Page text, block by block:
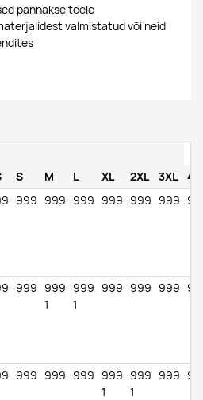
pannakse teele
valmistatud või neid
S M L XL 2XL 3XL
999 999 999 999 999 999
999
999
1
999
1
999 999 999
999 999 999
999
1
999
1
999